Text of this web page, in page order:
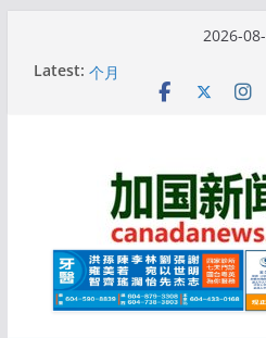
2026-
Latest: 10万人排队入籍加拿大！
安省16岁少女当街遭围殴
特鲁多半裸与水果姐海滩
更多名校恢复SAT 考试，